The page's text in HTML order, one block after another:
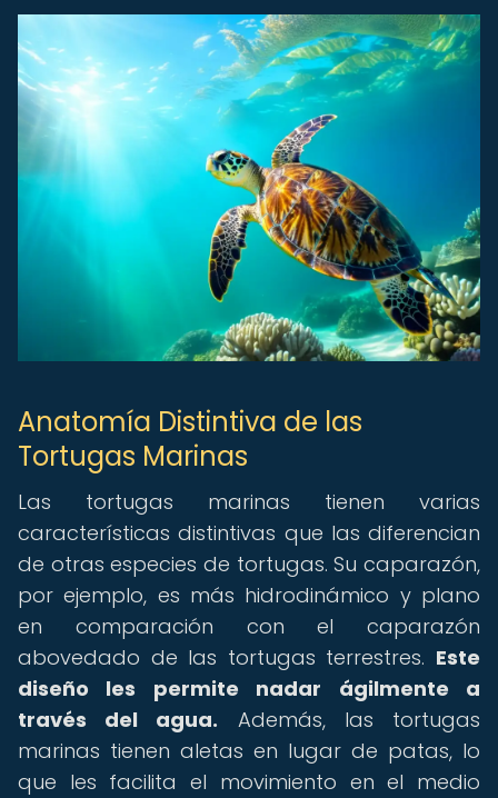
Anatomía Distintiva de las
Tortugas Marinas
Las tortugas marinas tienen varias
características distintivas que las diferencian
de otras especies de tortugas. Su caparazón,
por ejemplo, es más hidrodinámico y plano
en comparación con el caparazón
abovedado de las tortugas terrestres. Este
diseño les permite nadar ágilmente a
través del agua. Además, las tortugas
marinas tienen aletas en lugar de patas, lo
que les facilita el movimiento en el medio